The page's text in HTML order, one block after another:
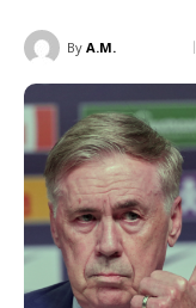
By A.M.